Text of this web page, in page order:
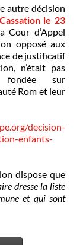
autre décision
le 23
Cour d’Appel
opposé aux
de justificatif
n’était pas
fondée sur
Rom et leur
decision-
enfants-
dispose que
dresse la liste
et qui sont